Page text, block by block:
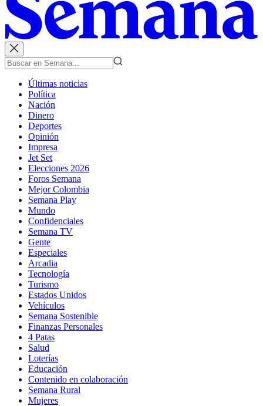
Últimas noticias
Política
Nación
Dinero
Deportes
Opinión
Impresa
Jet Set
Elecciones 2026
Foros Semana
Mejor Colombia
Semana Play
Mundo
Confidenciales
Semana TV
Gente
Especiales
Arcadia
Tecnología
Turismo
Estados Unidos
Vehículos
Semana Sostenible
Finanzas Personales
4 Patas
Salud
Loterías
Educación
Contenido en colaboración
Semana Rural
Mujeres